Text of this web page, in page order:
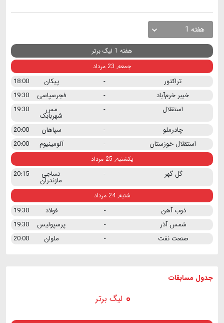
هفته 1
هفته 1 لیگ برتر
جمعه, 23 مرداد
تراکتور - پیکان
18:00
خیبر خرم‌آباد
- فجرسپاسی
19:30
استقلال
- مس
شهربابک
19:30
چادرملو
- سپاهان
20:00
استقلال خوزستان
- آلومینیوم 20:00
یکشنبه, 25 مرداد
گل گهر - نساجی
مازندران
20:15
شنبه, 24 مرداد
ذوب آهن - فولاد
19:30
شمس آذر
- پرسپولیس
19:30
صنعت نفت
- ملوان 20:00
جدول مسابقات
لیگ برتر